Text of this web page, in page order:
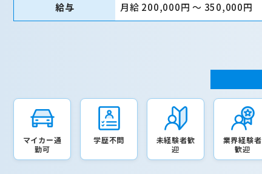
給与 月給 200,000円 〜 350,000円
マイカー通
勤可
学歴不問
未経験者歓
迎
業界経験者
歓迎